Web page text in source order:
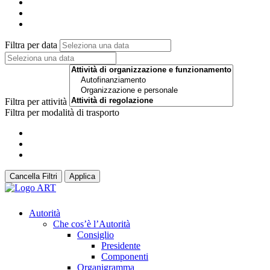
Filtra per data
Filtra per attività
Filtra per modalità di trasporto
Cancella Filtri Applica
Autorità
Che cos’è l’Autorità
Consiglio
Presidente
Componenti
Organigramma